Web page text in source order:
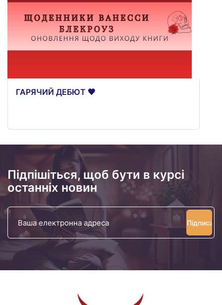
ГАРЯЧИЙ ДЕБЮТ 🖤
Підпішіться, щоб бути в курсі
останніх новин
Ваша
електронна